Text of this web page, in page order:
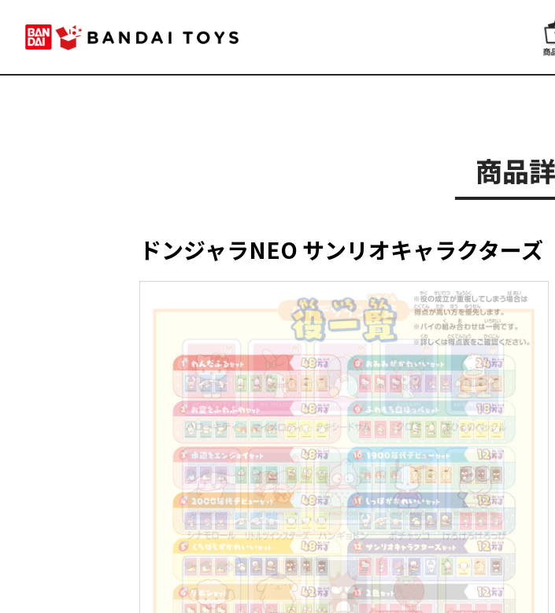
商品
ドンジャラNEO サンリオキャラクターズ